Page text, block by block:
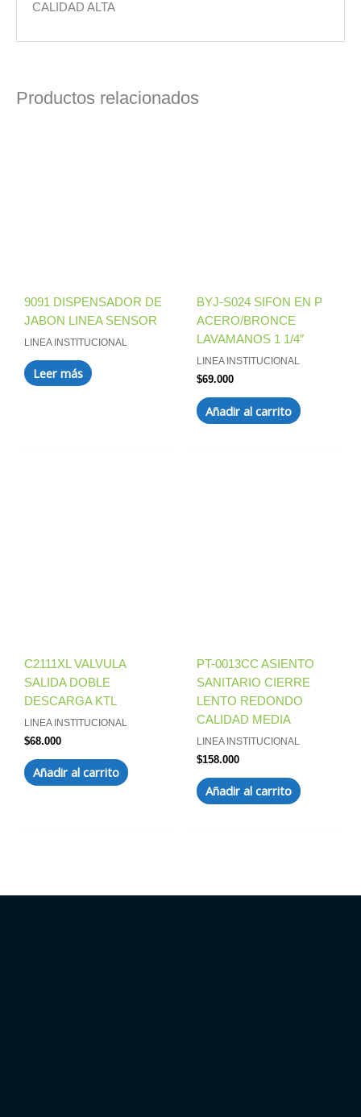
CALIDAD ALTA
Productos relacionados
9091 DISPENSADOR DE
JABON LINEA SENSOR
LINEA INSTITUCIONAL
Leer más
BYJ-S024 SIFON EN P
ACERO/BRONCE
LAVAMANOS 1 1/4″
LINEA INSTITUCIONAL
$69.000
Añadir al carrito
C2111XL VALVULA
SALIDA DOBLE
DESCARGA KTL
LINEA INSTITUCIONAL
$68.000
Añadir al carrito
PT-0013CC ASIENTO
SANITARIO CIERRE
LENTO REDONDO
CALIDAD MEDIA
LINEA INSTITUCIONAL
$158.000
Añadir al carrito